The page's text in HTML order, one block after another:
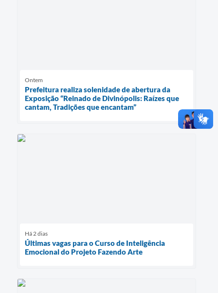
Ontem
Prefeitura realiza solenidade de abertura da
Exposição “Reinado de Divinópolis: Raízes que
cantam, Tradições que encantam”
Há 2 dias
Últimas vagas para o Curso de Inteligência
Emocional do Projeto Fazendo Arte